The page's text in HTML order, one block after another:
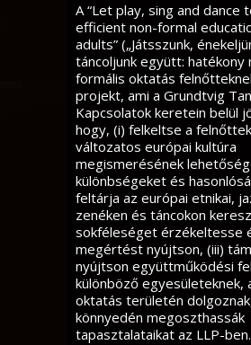
A “Let play, sing and dance
efficient non-formal
adults” („Játsszunk,
táncoljunk együtt: hatékony
formális oktatás
projekt, ami a Grundtvig
Kapcsolatok keretein belül
hogy, (i) felkeltse a
változatos európai kultúra
megismerésének
különbségeket és
feltárja az európai etnikai,
zenéken és táncokon
sokféleséget érzékeltesse
megértést nyújtson, (iii)
nyújtson együttműködési
különböző egyesületeknek,
oktatás területén
könnyedén megoszthassák
tapasztalataikat az LLP-ben.